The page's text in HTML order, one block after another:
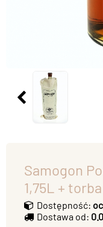
Samogon
1,75L +
Dostępność:
Dostawa od: